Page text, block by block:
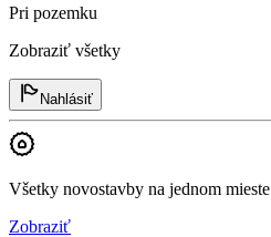
Pri pozemku
Zobraziť všetky
Nahlásiť
Všetky novostavby na jednom mieste
Zobraziť